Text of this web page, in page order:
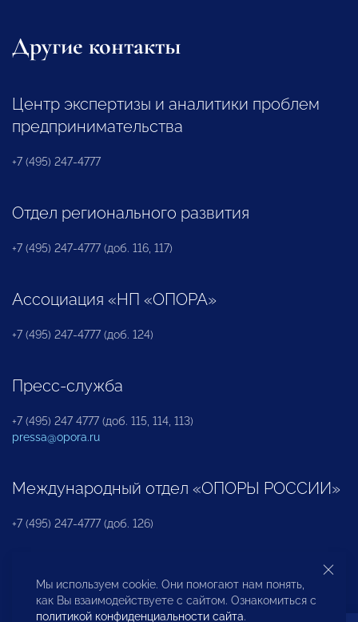
Другие контакты
Центр экспертизы и аналитики проблем
предпринимательства
+7 (495) 247-4777
Отдел регионального развития
+7 (495) 247-4777 (доб. 116, 117)
Ассоциация «НП «ОПОРА»
+7 (495) 247-4777 (доб. 124)
Пресс-служба
+7 (495) 247 4777 (доб. 115, 114, 113)
pressa@opora.ru
Международный отдел «ОПОРЫ РОССИИ»
+7 (495) 247-4777 (доб. 126)
Бюро по защите прав предпринимателей и
инвесторов
Мы используем cookie. Они помогают нам понять,
как Вы взаимодействуете с сайтом. Ознакомиться с
политикой конфиденциальности сайта.